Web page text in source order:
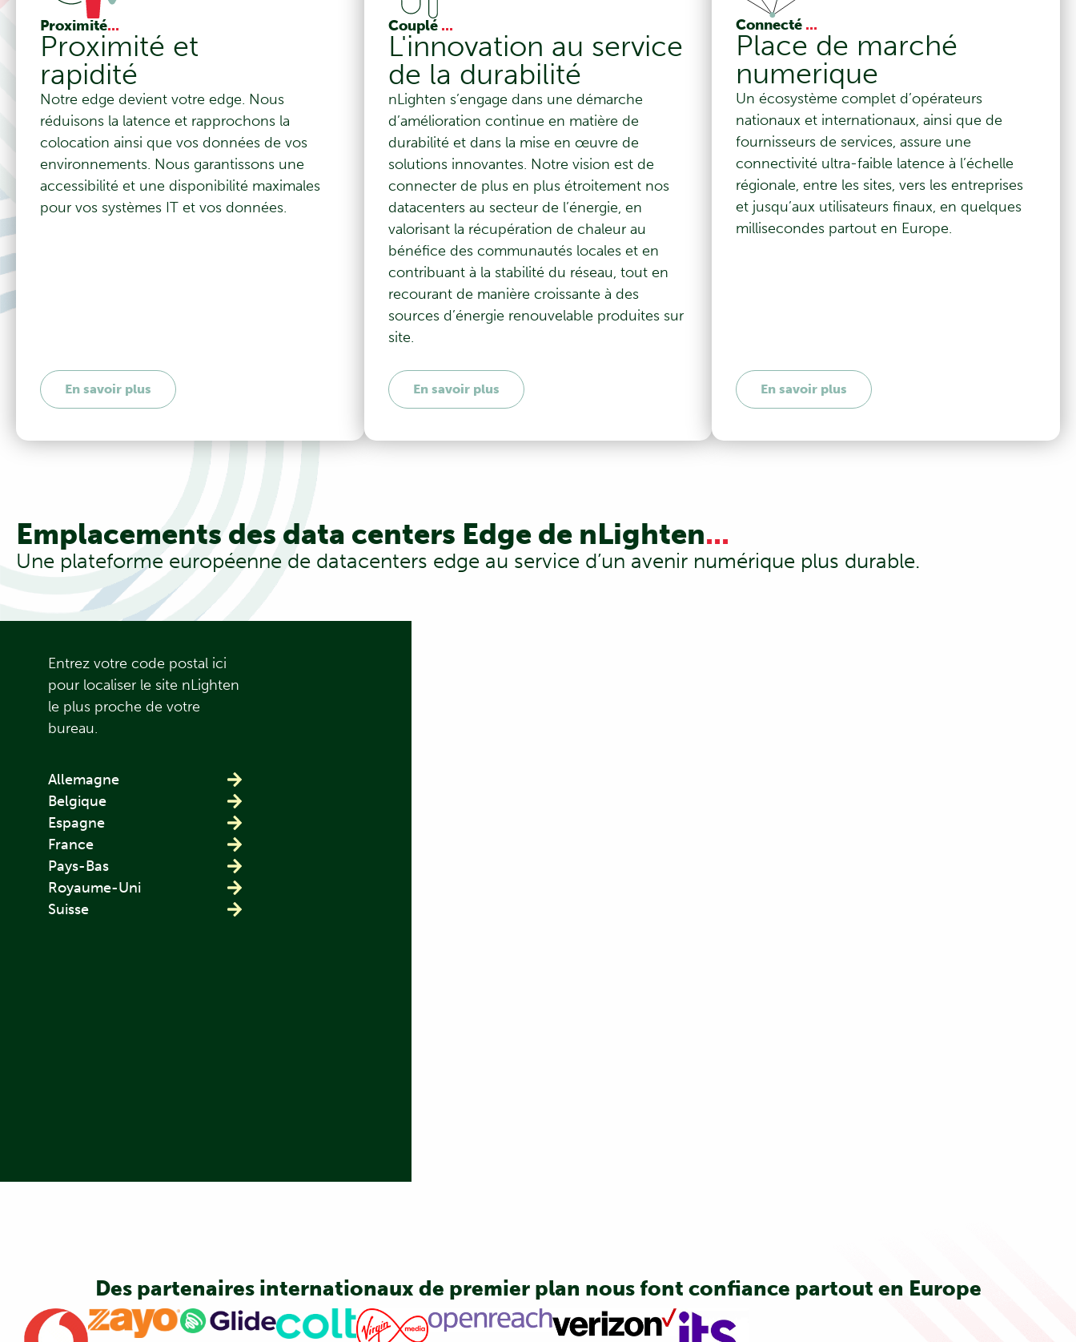
Proximité...
Proximité et
rapidité
Notre edge devient votre edge. Nous
réduisons la latence et rapprochons la
colocation ainsi que vos données de vos
environnements. Nous garantissons une
accessibilité et une disponibilité maximales
pour vos systèmes IT et vos données.
En savoir plus
Couplé...
L'innovation au service
de la durabilité
nLighten s’engage dans une démarche
d’amélioration continue en matière de
durabilité et dans la mise en œuvre de
solutions innovantes. Notre vision est de
connecter de plus en plus étroitement nos
datacenters au secteur de l’énergie, en
valorisant la récupération de chaleur au
bénéfice des communautés locales et en
contribuant à la stabilité du réseau, tout en
recourant de manière croissante à des
sources d’énergie renouvelable produites sur
site.
En savoir plus
Connecté ...
Place de marché
numerique
Un écosystème complet d’opérateurs
nationaux et internationaux, ainsi que de
fournisseurs de services, assure une
connectivité ultra-faible latence à l’échelle
régionale, entre les sites, vers les entreprises
et jusqu’aux utilisateurs finaux, en quelques
millisecondes partout en Europe.
En savoir plus
Emplacements des data centers Edge de nLighten...
Une plateforme européenne de datacenters edge au service d’un avenir numérique plus durable.
Entrez votre code postal ici
pour localiser le site nLighten
le plus proche de votre
bureau.
Allemagne
Belgique
Espagne
France
Pays-Bas
Royaume-Uni
Suisse
Des partenaires internationaux de premier plan nous font confiance partout en Europe